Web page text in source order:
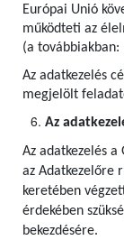
Európai Unió
működteti az
(a továbbiakban:
Az adatkezelés
megjelölt
Az
Az adatkezelés a
az Adatkezelőre
keretében
érdekében
bekezdésére.